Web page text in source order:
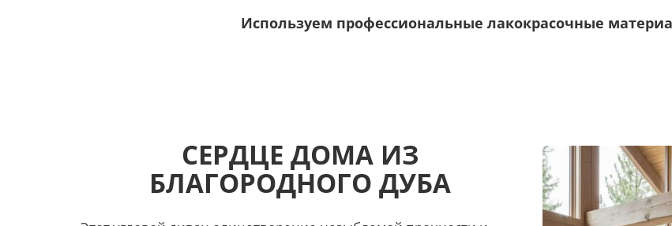
Используем профессиональные лакокрасочные
СЕРДЦЕ ДОМА ИЗ
БЛАГОРОДНОГО ДУБА